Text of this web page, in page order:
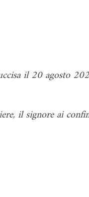
il 20 agosto
il signore ai